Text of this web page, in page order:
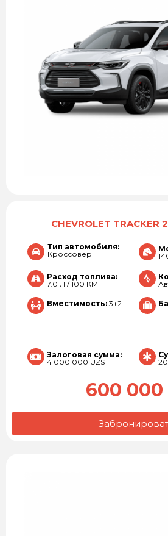
CHEVROLET TRACKER
Тип автомобиля:
Кроссовер
Расход топлива:
7.0 Л / 100 КМ
Вместимость: 3+2
Залоговая сумма:
4 000 000 UZS
600 000